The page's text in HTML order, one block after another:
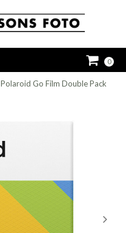
0
Polaroid Go Film Double Pack